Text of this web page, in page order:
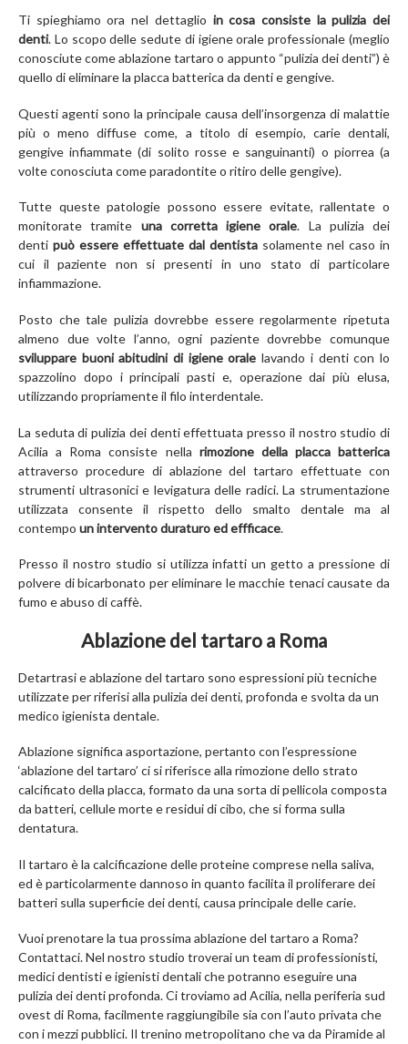
Ti spieghiamo ora nel dettaglio in cosa consiste la pulizia dei
denti. Lo scopo delle sedute di igiene orale professionale (meglio
conosciute come ablazione tartaro o appunto “pulizia dei denti”) è
quello di eliminare la placca batterica da denti e gengive.
Questi agenti sono la principale causa dell’insorgenza di malattie
più o meno diffuse come, a titolo di esempio, carie dentali,
gengive infiammate (di solito rosse e sanguinanti) o piorrea (a
volte conosciuta come paradontite o ritiro delle gengive).
Tutte queste patologie possono essere evitate, rallentate o
monitorate tramite una corretta igiene orale. La pulizia dei
denti può essere effettuate dal dentista solamente nel caso in
cui il paziente non si presenti in uno stato di particolare
infiammazione.
Posto che tale pulizia dovrebbe essere regolarmente ripetuta
almeno due volte l’anno, ogni paziente dovrebbe comunque
sviluppare buoni abitudini di igiene orale lavando i denti con lo
spazzolino dopo i principali pasti e, operazione dai più elusa,
utilizzando propriamente il filo interdentale.
La seduta di pulizia dei denti effettuata presso il nostro studio di
Acilia a Roma consiste nella rimozione della placca batterica
attraverso procedure di ablazione del tartaro effettuate con
strumenti ultrasonici e levigatura delle radici. La strumentazione
utilizzata consente il rispetto dello smalto dentale ma al
contempo un intervento duraturo ed effficace.
Presso il nostro studio si utilizza infatti un getto a pressione di
polvere di bicarbonato per eliminare le macchie tenaci causate da
fumo e abuso di caffè.
Ablazione del tartaro a Roma
Detartrasi e ablazione del tartaro sono espressioni più tecniche
utilizzate per riferisi alla pulizia dei denti, profonda e svolta da un
medico igienista dentale.
Ablazione significa asportazione, pertanto con l’espressione
‘ablazione del tartaro’ ci si riferisce alla rimozione dello strato
calcificato della placca, formato da una sorta di pellicola composta
da batteri, cellule morte e residui di cibo, che si forma sulla
dentatura.
Il tartaro è la calcificazione delle proteine comprese nella saliva,
ed è particolarmente dannoso in quanto facilita il proliferare dei
batteri sulla superficie dei denti, causa principale delle carie.
Vuoi prenotare la tua prossima ablazione del tartaro a Roma?
Contattaci. Nel nostro studio troverai un team di professionisti,
medici dentisti e igienisti dentali che potranno eseguire una
pulizia dei denti profonda. Ci troviamo ad Acilia, nella periferia sud
ovest di Roma, facilmente raggiungibile sia con l’auto privata che
con i mezzi pubblici. Il trenino metropolitano che va da Piramide al